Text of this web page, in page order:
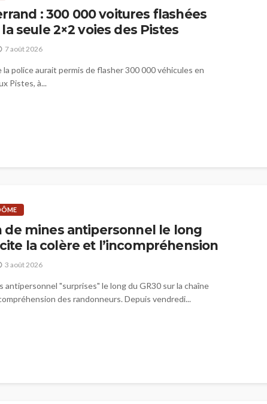
: 300 000 voitures flashées
seule 2×2 voies des Pistes
7 août 2026
la police aurait permis de flasher 300 000 véhicules en
Pistes, à...
de mines antipersonnel le long
la colère et l’incompréhension
3 août 2026
antipersonnel "surprises" le long du GR30 sur la chaîne
des randonneurs. Depuis vendredi...